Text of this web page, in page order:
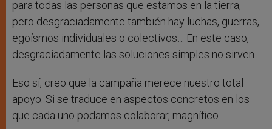
para todas las personas que estamos en la tierra,
pero desgraciadamente también hay luchas, guerras,
egoísmos individuales o colectivos… En este caso,
desgraciadamente las soluciones simples no sirven.
Eso sí, creo que la campaña merece nuestro total
apoyo. Si se traduce en aspectos concretos en los
que cada uno podamos colaborar, magnífico.